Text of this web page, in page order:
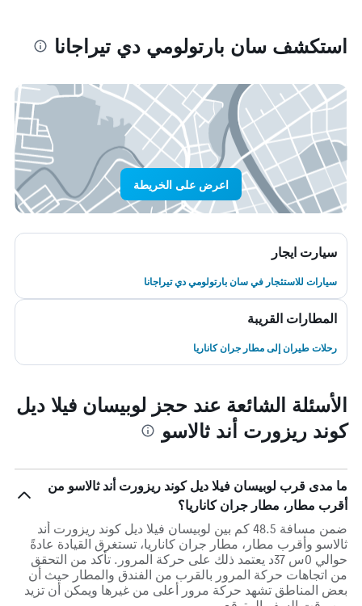
استكشف سان بارتولومي دي تيراجانا
اعرض على الخريطة
سيارت ايجار
سيارات للاستئجار في سان بارتولومي دي تيراجانا
المطارات القريبة
رحلات طيران إلى مطار جران كاناريا
الأسئلة الشائعة عند حجز لوبيسان فيلا ديل
كوند ريزورت أند ثالاسو
ما مدى قرب لوبيسان فيلا ديل كوند ريزورت أند ثالاسو من
أقرب مطار، مطار جران كاناريا؟
ضمن مسافة 48.5 كم بين لوبيسان فيلا ديل كوند ريزورت أند
ثالاسو وأقرب مطار، مطار جران كاناريا، تستغرق القيادة عادةً
حوالي 0س 37د يعتمد ذلك على حركة المرور. تأكد من التحقق
من اتجاهات حركة المرور بالقرب من الفندق والمطار حيث أن
بعض المناطق تشهد حركة مرور أعلى من غيرها ويمكن أن تزيد